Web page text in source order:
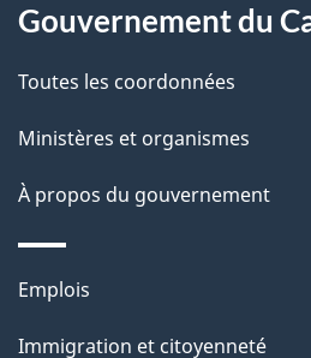
i
l
s
d
e
l
a
propos
de
ce
site
Gouvernement du
Toutes les coordonnées
Ministères et organismes
À propos du gouvernement
Thèmes
Emplois
Immigration et citoyenneté